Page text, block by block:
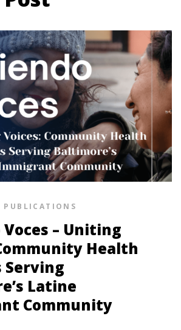
PUBLICATIONS
– Uniting
Health
Serving
Latine
Community